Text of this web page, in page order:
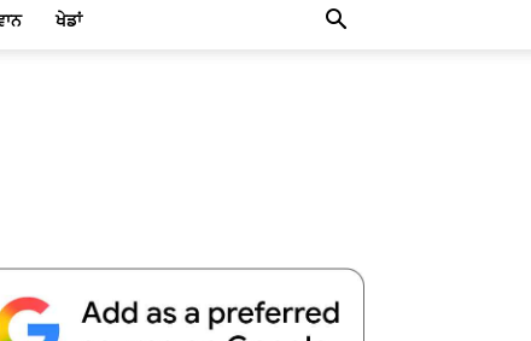
ਖੇਡਾਂ
Telegram Copy URL